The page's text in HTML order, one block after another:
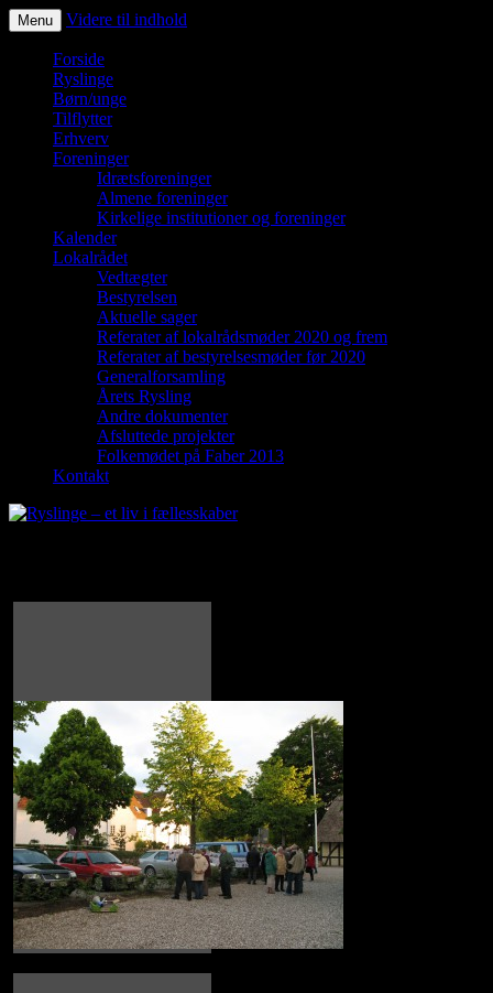
Ryslinge – et liv i fællesskaber
Menu Videre til indhold
Forside
Ryslinge
Børn/unge
Tilflytter
Erhverv
Foreninger
Idrætsforeninger
Almene foreninger
Kirkelige institutioner og foreninger
Kalender
Lokalrådet
Vedtægter
Bestyrelsen
Aktuelle sager
Referater af lokalrådsmøder 2020 og frem
Referater af bestyrelsesmøder før 2020
Generalforsamling
Årets Rysling
Andre dokumenter
Afsluttede projekter
Folkemødet på Faber 2013
Kontakt